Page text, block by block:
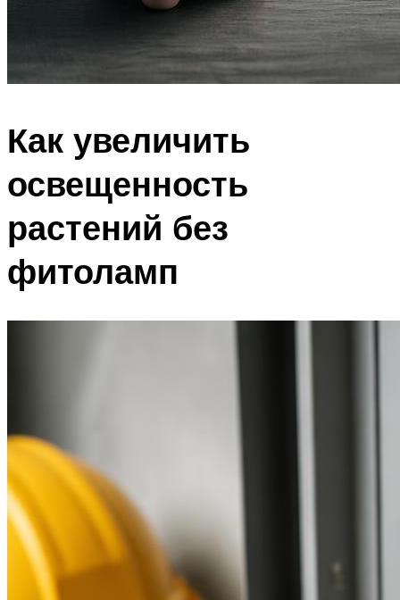
Как увеличить
освещенность
растений без
фитоламп